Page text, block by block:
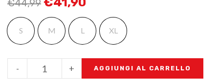
€44,99
S M L XL
+
- AGGIUNGI AL CARRELLO